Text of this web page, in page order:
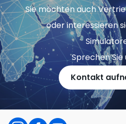
Sie möchten auch
oder interessieren
Sprechen Sie
Kontakt